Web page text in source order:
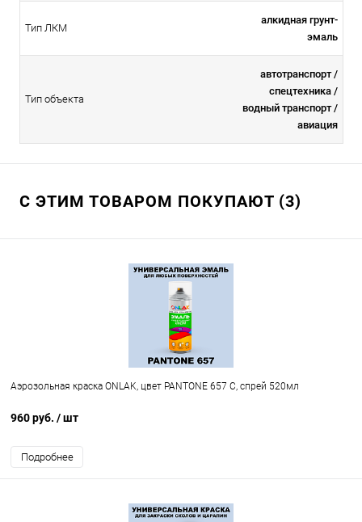
Тип ЛКМ
алкидная грунт-
эмаль
Тип объекта
автотранспорт /
спецтехника /
водный транспорт /
авиация
С ЭТИМ ТОВАРОМ ПОКУПАЮТ (3)
Аэрозольная краска ONLAK, цвет PANTONE 657 C, спрей 520мл
960 руб. / шт
Подробнее